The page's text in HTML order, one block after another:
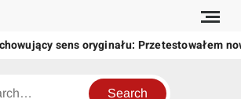
sens oryginału: Przetestowałem